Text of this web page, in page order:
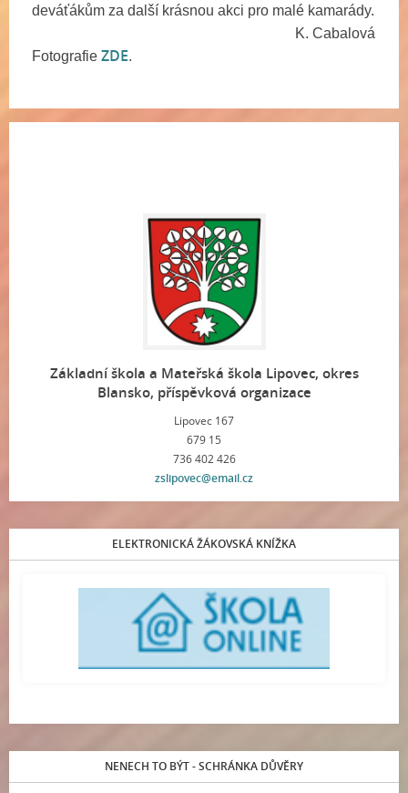
deváťákům za další krásnou akci pro malé kamarády.
K. Cabalová
Fotografie ZDE.
Základní škola a Mateřská škola Lipovec, okres
Blansko, příspěvková organizace
Lipovec 167
679 15
736 402 426
zslipovec@email.cz
ELEKTRONICKÁ ŽÁKOVSKÁ KNÍŽKA
NENECH TO BÝT - SCHRÁNKA DŮVĚRY